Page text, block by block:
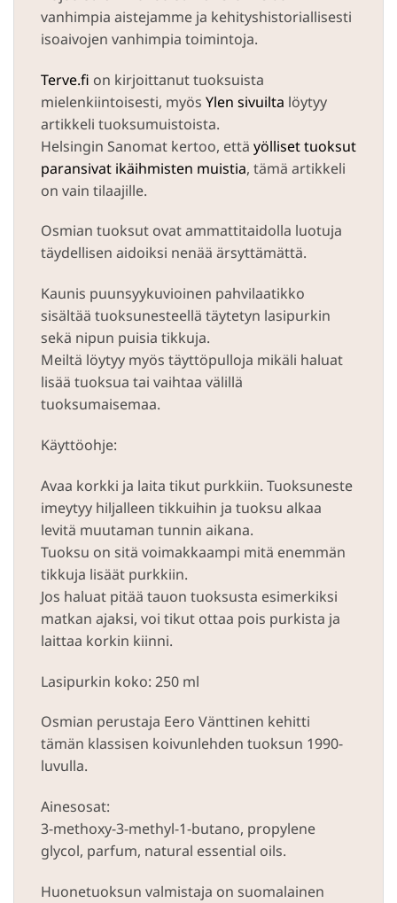
vanhimpia aistejamme ja kehityshistoriallisesti
isoaivojen vanhimpia toimintoja.
Terve.fi on kirjoittanut tuoksuista
mielenkiintoisesti, myös Ylen sivuilta löytyy
artikkeli tuoksumuistoista.
Helsingin Sanomat kertoo, että yölliset tuoksut
paransivat ikäihmisten muistia, tämä artikkeli
on vain tilaajille.
Osmian tuoksut ovat ammattitaidolla luotuja
täydellisen aidoiksi nenää ärsyttämättä.
Kaunis puunsyykuvioinen pahvilaatikko
sisältää tuoksunesteellä täytetyn lasipurkin
sekä nipun puisia tikkuja.
Meiltä löytyy myös täyttöpulloja mikäli haluat
lisää tuoksua tai vaihtaa välillä
tuoksumaisemaa.
Käyttöohje:
Avaa korkki ja laita tikut purkkiin. Tuoksuneste
imeytyy hiljalleen tikkuihin ja tuoksu alkaa
levitä muutaman tunnin aikana.
Tuoksu on sitä voimakkaampi mitä enemmän
tikkuja lisäät purkkiin.
Jos haluat pitää tauon tuoksusta esimerkiksi
matkan ajaksi, voi tikut ottaa pois purkista ja
laittaa korkin kiinni.
Lasipurkin koko: 250 ml
Osmian perustaja Eero Vänttinen kehitti
tämän klassisen koivunlehden tuoksun 1990-
luvulla.
Ainesosat:
3-methoxy-3-methyl-1-butano, propylene
glycol, parfum, natural essential oils.
Huonetuoksun valmistaja on suomalainen